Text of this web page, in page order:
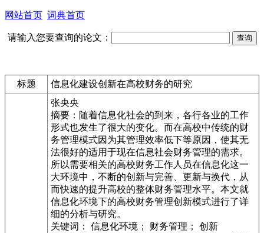
网站首页 词典首页
请输入您要查询的论文：
标题 信息化建设创新在高校财务的研究
张央央
摘要：随着信息化社会的到来，各行各业的工作
形式也发生了很大的变化。而在高校中传统的财
务管理模式因为其管理效率低下等原因，使其无
法很好的适用于现在信息社会财务管理的需求。
所以需要相关的高校财务工作人员在信息化这一
大环境中，不断的创新与完善、更新与换代，从
而快速的提升高校的整体财务管理水平。本文就
信息化环境下的高校财务管理创新模式进行了详
细的分析与研究。
关键词： 信息化环境； 财务管理； 创新